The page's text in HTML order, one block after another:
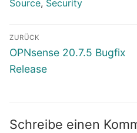
Source, Security
Beitragsnavigation
ZURÜCK
Vorheriger
Beitrag:
OPNsense 20.7.5 Bugfix
Release
Schreibe einen